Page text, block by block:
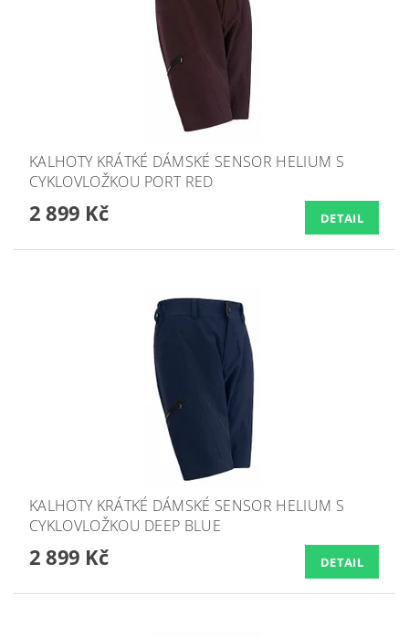
KALHOTY KRÁTKÉ DÁMSKÉ SENSOR HELIUM S
CYKLOVLOŽKOU PORT RED
2 899 Kč DETAIL
KALHOTY KRÁTKÉ DÁMSKÉ SENSOR HELIUM S
CYKLOVLOŽKOU DEEP BLUE
2 899 Kč DETAIL